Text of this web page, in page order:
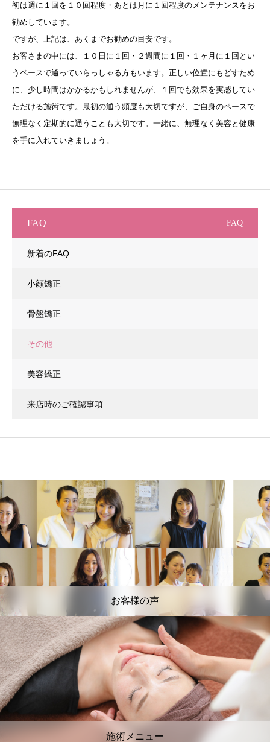
初は週に１回を１０回程度・あとは月に１回程度のメンテナンスをお
勧めしています。
ですが、上記は、あくまでお勧めの目安です。
お客さまの中には、１０日に１回・２週間に１回・１ヶ月に１回とい
うペースで通っていらっしゃる方もいます。正しい位置にもどすため
に、少し時間はかかるかもしれませんが、１回でも効果を実感してい
ただける施術です。最初の通う頻度も大切ですが、ご自身のペースで
無理なく定期的に通うことも大切です。一緒に、無理なく美容と健康
を手に入れていきましょう。
FAQ FAQ
新着のFAQ
小顔矯正
骨盤矯正
その他
美容矯正
来店時のご確認事項
お客様の声
施術メニュー